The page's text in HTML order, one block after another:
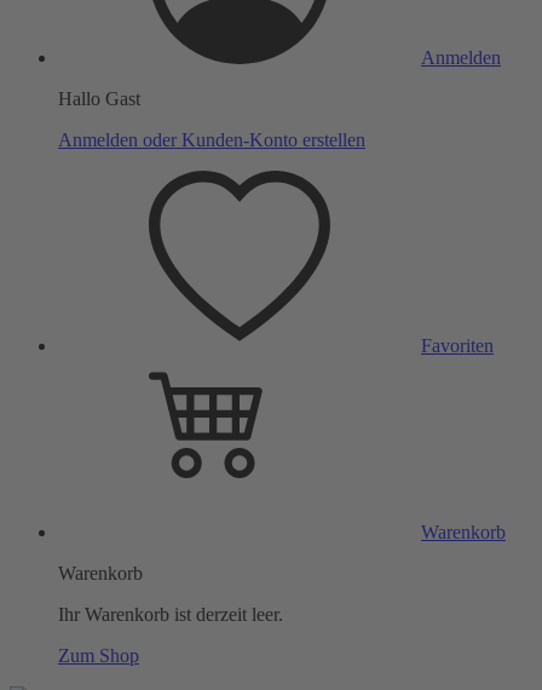
Anmelden
Hallo Gast
Anmelden oder Kunden-Konto erstellen
Favoriten
Warenkorb
Warenkorb
Ihr Warenkorb ist derzeit leer.
Zum Shop